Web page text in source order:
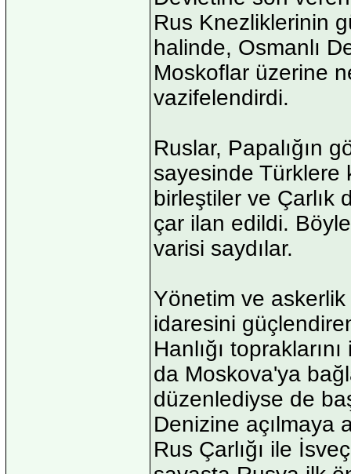
Rus Knezliklerinin
halinde, Osmanlı
Moskoflar üzerine
vazifelendirdi.
Ruslar, Papalığın
sayesinde Türklere
birleştiler ve Çarlık
çar ilan edildi.
varisi saydılar.
Yönetim ve
idaresini
Hanlığı
da Moskova'ya
düzenlediyse de
Denizine açılmaya
Rus Çarlığı ile